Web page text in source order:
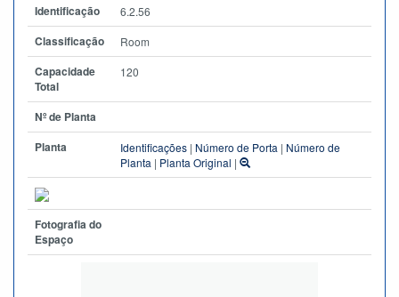
Identificação 6.2.56
Classificação Room
Capacidade
Total
120
Nº de Planta
Planta
Identificações | Número de Porta | Número de
Planta | Planta Original |
Fotografia do
Espaço